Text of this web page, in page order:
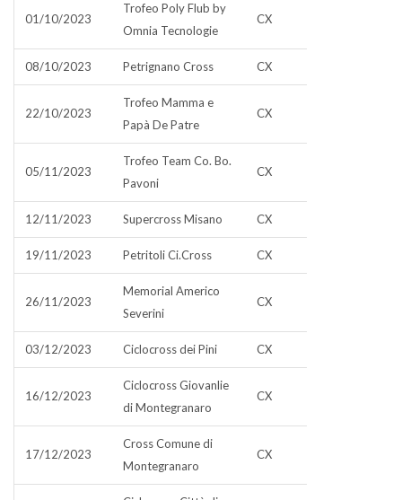
01/10/2023
Trofeo Poly Flub by
Omnia Tecnologie
CX
08/10/2023 Petrignano Cross CX
22/10/2023
Trofeo Mamma e
Papà De Patre
CX
05/11/2023
Trofeo Team Co. Bo.
Pavoni
CX
12/11/2023 Supercross Misano CX
19/11/2023 Petritoli Ci.Cross CX
26/11/2023
Memorial Americo
Severini
CX
03/12/2023 Ciclocross dei Pini CX
16/12/2023
Ciclocross Giovanlie
di Montegranaro
CX
17/12/2023
Cross Comune di
Montegranaro
CX